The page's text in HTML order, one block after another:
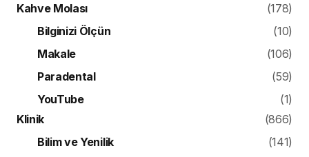
Kahve Molası
(178)
Bilginizi Ölçün
(10)
Makale
(106)
Paradental
(59)
YouTube
(1)
Klinik
(866)
Bilim ve Yenilik
(141)